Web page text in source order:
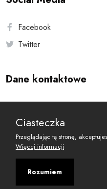
Facebook
Twitter
Dane kontaktowe
reset@resetobywatelski.pl
Ciasteczka
Przeglądając tą stronę,
Więcej informacji
Rozumiem